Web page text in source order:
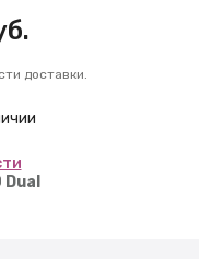
доставки.